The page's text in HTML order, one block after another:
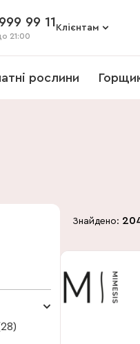
99 11
21:00
Клієнтам
рослини
Знайдено: